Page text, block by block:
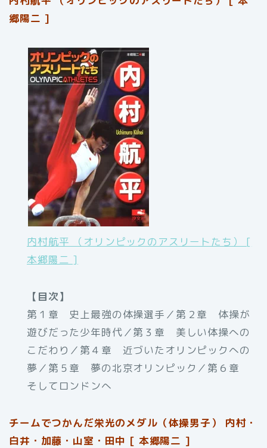
郷陽二 ]
内村航平 （オリンピックのアスリートたち） [
本郷陽二 ]
【目次】
第１章 史上最強の体操選手／第２章 体操が
遊びだった少年時代／第３章 美しい体操への
こだわり／第４章 近づいたオリンピックへの
夢／第５章 夢の北京オリンピック／第６章
そしてロンドンへ
チームでつかんだ栄光のメダル（体操男子） 内村・
白井・加藤・山室・田中 [ 本郷陽二 ]